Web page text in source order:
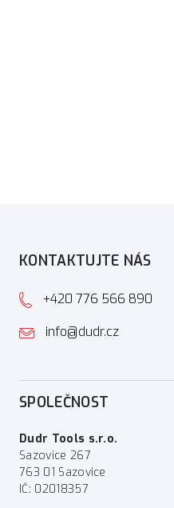
KONTAKTUJTE NÁS
+420 776 566 890
info@dudr.cz
SPOLEČNOST
Dudr Tools s.r.o.
Sazovice 267
763 01 Sazovice
IČ: 02018357